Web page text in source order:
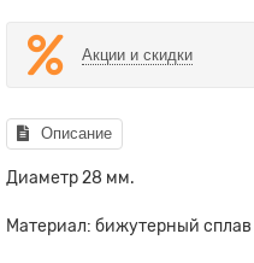
Акции и скидки
Описание
Диаметр 28 мм.
Материал: бижутерный